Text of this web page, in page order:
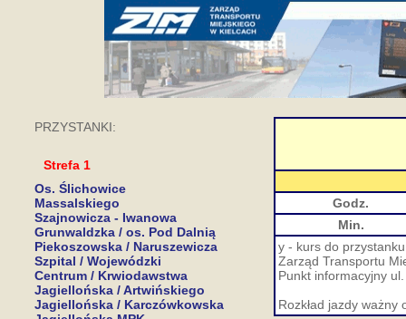
PRZYSTANKI:
Strefa 1
Os. Ślichowice
Massalskiego
Szajnowicza - Iwanowa
Grunwaldzka / os. Pod Dalnią
Piekoszowska / Naruszewicza
Szpital / Wojewódzki
Centrum / Krwiodawstwa
Jagiellońska / Artwińskiego
Jagiellońska / Karczówkowska
Godz.
Min.
y - kurs do
Zarząd Transportu
Punkt informacyjny
Rozkład jazdy ważny